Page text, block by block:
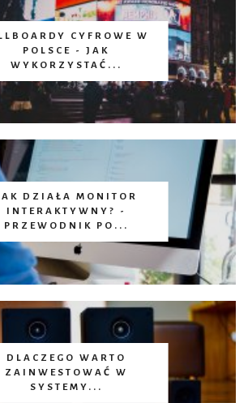
CYFROWE W
POLSCE - JAK
WYKORZYSTAĆ...
DZIAŁA MONITOR
INTERAKTYWNY? -
PRZEWODNIK PO...
DLACZEGO WARTO
ZAINWESTOWAĆ W
SYSTEMY...